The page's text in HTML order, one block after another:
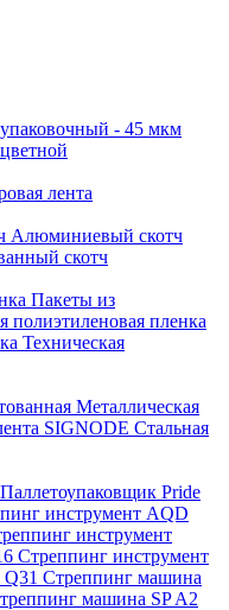
- 45 мкм
лента
Алюминиевый скотч
скотч
Пакеты из
полиэтиленовая пленка
Техническая
Металлическая
SIGNODE Стальная
Паллетоупаковщик Pride
инструмент AQD
инструмент
Стреппинг инструмент
Стреппинг машина
машина SP A2